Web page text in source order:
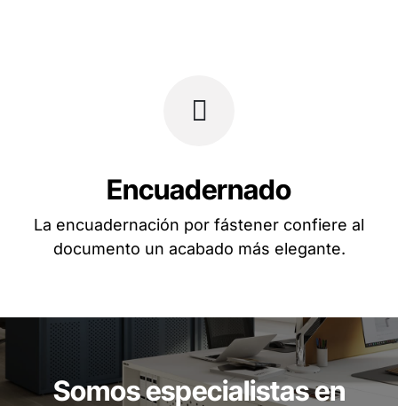
Encuadernado
La encuadernación por fástener confiere al
documento un acabado más elegante.
Somos especialistas en